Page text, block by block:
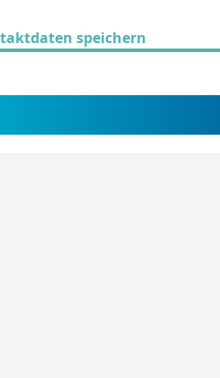
speichern